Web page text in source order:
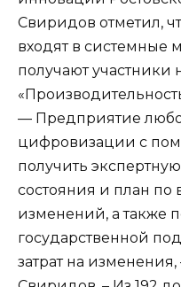
Свиридов отметил,
входят в системные
получают участники
— Предприятие
цифровизации с
получить
состояния и план
изменений, а также
государственной
затрат на